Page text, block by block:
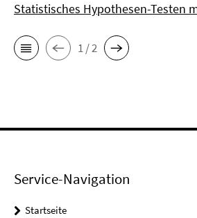
Statistisches Hypothesen-Testen
1 / 2
Service-Navigation
Startseite